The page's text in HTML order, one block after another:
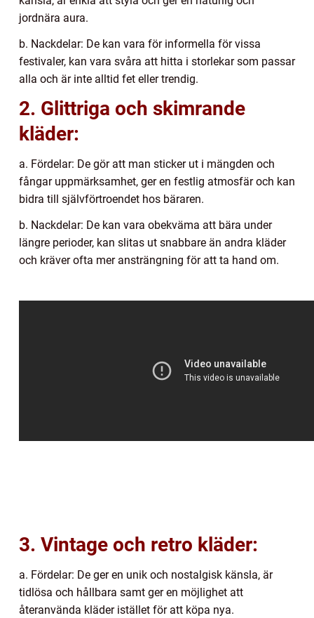
jordnära aura.
b. Nackdelar: De kan vara för informella för vissa
festivaler, kan vara svåra att hitta i storlekar som passar
alla och är inte alltid fet eller trendig.
2. Glittriga och skimrande
kläder:
a. Fördelar: De gör att man sticker ut i mängden och
fångar uppmärksamhet, ger en festlig atmosfär och kan
bidra till självförtroendet hos bäraren.
b. Nackdelar: De kan vara obekväma att bära under
längre perioder, kan slitas ut snabbare än andra kläder
och kräver ofta mer ansträngning för att ta hand om.
3. Vintage och retro kläder:
a. Fördelar: De ger en unik och nostalgisk känsla, är
tidlösa och hållbara samt ger en möjlighet att
återanvända kläder istället för att köpa nya.